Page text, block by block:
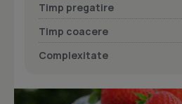
Timp pregatire
Timp coacere
Complexitate